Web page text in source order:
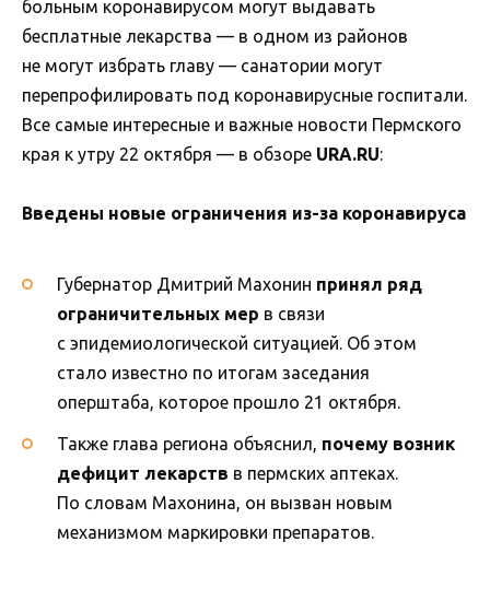
больным коронавирусом могут выдавать
бесплатные лекарства — в одном из районов
не могут избрать главу — санатории могут
перепрофилировать под коронавирусные госпитали.
Все самые интересные и важные новости Пермского
края к утру 22 октября — в обзоре URA.RU:
Введены новые ограничения из-за коронавируса
Губернатор Дмитрий Махонин принял ряд
ограничительных мер в связи
с эпидемиологической ситуацией. Об этом
стало известно по итогам заседания
оперштаба, которое прошло 21 октября.
Также глава региона объяснил, почему возник
дефицит лекарств в пермских аптеках.
По словам Махонина, он вызван новым
механизмом маркировки препаратов.